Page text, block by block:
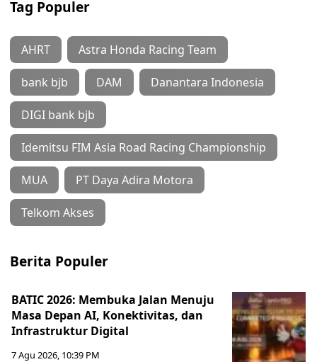
Tag Populer
AHRT Astra Honda Racing Team
bank bjb DAM Danantara Indonesia
DIGI bank bjb
Idemitsu FIM Asia Road Racing Championship
MUA PT Daya Adira Motora
Telkom Akses
Berita Populer
BATIC 2026: Membuka Jalan Menuju
Masa Depan AI, Konektivitas, dan
Infrastruktur Digital
7 Agu 2026, 10:39 PM